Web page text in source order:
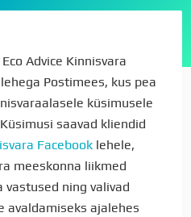
Advice Kinnisvara
Postimees, kus pea
küsimusele
Küsimusi saavad kliendid
Facebook lehele,
meeskonna liikmed
vastused ning valivad
avaldamiseks ajalehes